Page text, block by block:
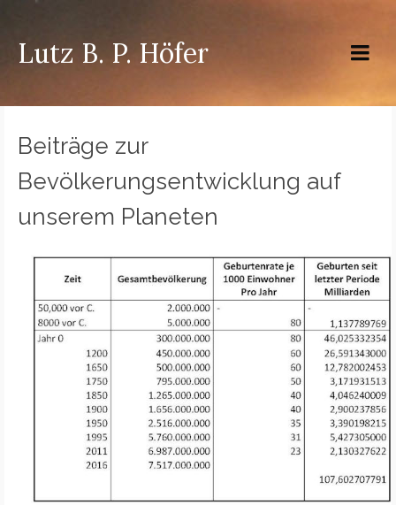
Lutz B. P. Höfer
Beiträge zur
Bevölkerungsentwicklung auf
unserem Planeten